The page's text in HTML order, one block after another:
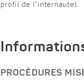
profil de l’internaute).
PROCÉDURES